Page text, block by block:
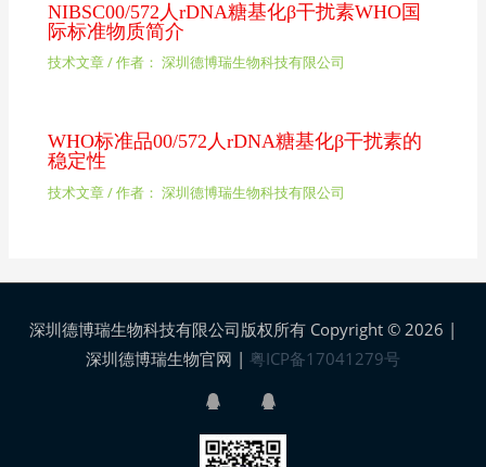
NIBSC00/572人rDNA糖基化β干扰素WHO国
际标准物质简介
技术文章/ 作者： 深圳德博瑞生物科技有限公司
WHO标准品00/572人rDNA糖基化β干扰素的
稳定性
技术文章/ 作者： 深圳德博瑞生物科技有限公司
深圳德博瑞生物科技有限公司版权所有 Copyright © 2026 |
深圳德博瑞生物官网 | 粤ICP备17041279号